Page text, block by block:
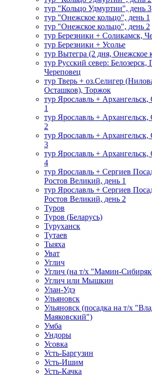
тур "Кольцо Удмуртии", день 3
тур "Онежское кольцо", день 1
тур "Онежское кольцо", день 2
тур Березники + Соликамск,
тур Березники + Усолье
тур Вытегра (2 дня, Онежское
тур Русский север: Белозерск,
Череповец
тур Тверь + оз.Селигер
Осташков), Торжок
тур Ярославль + Архангельск,
1
тур Ярославль + Архангельск,
2
тур Ярославль + Архангельск,
3
тур Ярославль + Архангельск,
4
тур Ярославль + Сергиев
Ростов Великий, день 1
тур Ярославль + Сергиев
Ростов Великий, день 2
Туров
Туров (Беларусь)
Туруханск
Тутаев
Тыяха
Уват
Углич
Углич (на т/х "Мамин-
Углич или Мышкин
Улан-Удэ
Ульяновск
Ульяновск (посадка на т/х
Маяковский")
Умба
Ундоры
Усовка
Усть-Баргузин
Усть-Ишим
Усть-Качка